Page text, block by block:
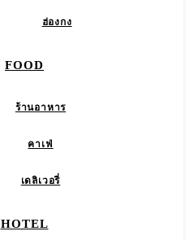
ฮ่องกง
FOOD
ร้านอาหาร
คาเฟ่
เดลิเวอรี่
HOTEL